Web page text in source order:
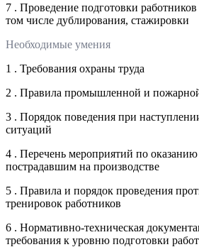
7 . Проведение подготовки
том числе дублирования, стажировки
Необходимые умения
1 . Требования охраны труда
2 . Правила промышленной и пожарной
3 . Порядок поведения при
ситуаций
4 . Перечень мероприятий по
пострадавшим на производстве
5 . Правила и порядок проведения
тренировок работников
6 . Нормативно-техническая
требования к уровню подготовки